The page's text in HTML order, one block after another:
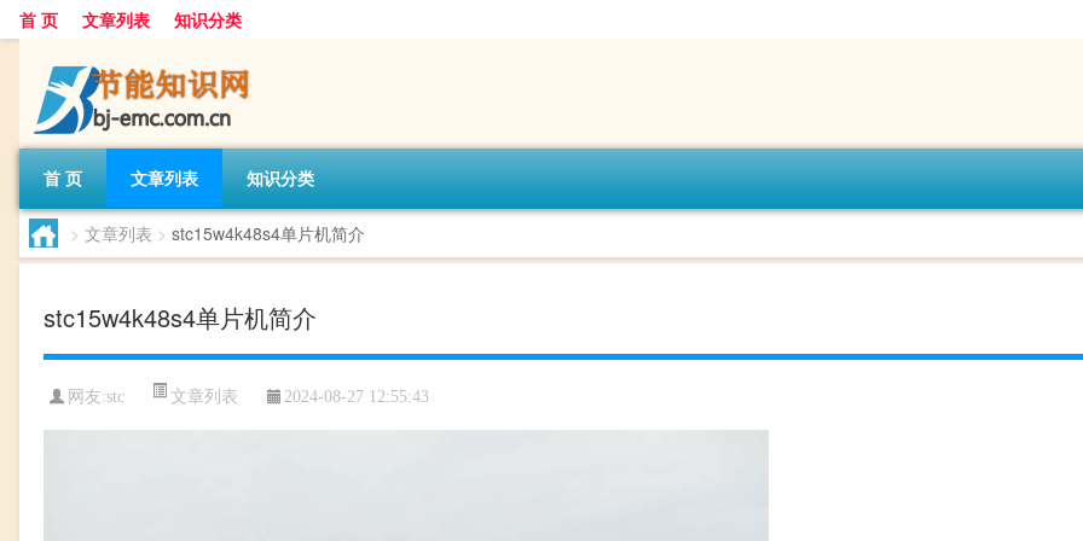
首 页 文章列表 知识分类
首 页 文章列表 知识分类
> 文章列表 > stc15w4k48s4单片机简介
stc15w4k48s4单片机简介
网友:stc 文章列表 2024-08-27 12:55:43